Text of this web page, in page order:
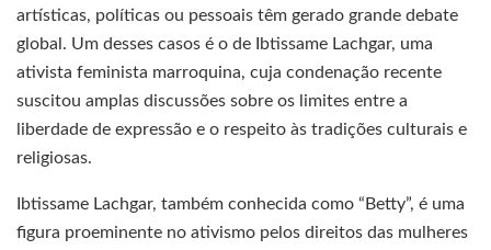
artísticas, políticas ou pessoais têm gerado grande debate
global. Um desses casos é o de Ibtissame Lachgar, uma
ativista feminista marroquina, cuja condenação recente
suscitou amplas discussões sobre os limites entre a
liberdade de expressão e o respeito às tradições culturais e
religiosas.
Ibtissame Lachgar, também conhecida como “Betty”, é uma
figura proeminente no ativismo pelos direitos das mulheres